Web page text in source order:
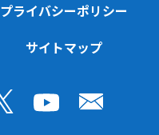
プライバシーポリシー
サイトマップ